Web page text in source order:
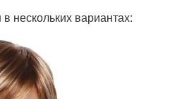
нескольких вариантах: